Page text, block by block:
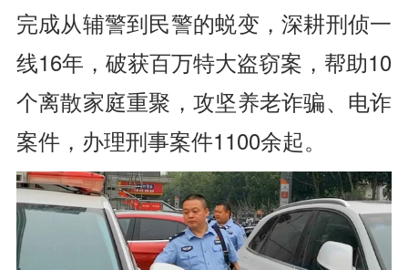
完成从辅警到民警的蜕变，深耕刑侦一
线16年， 破获百万特大盗窃案， 帮助10
个离散家庭重聚， 攻坚养老诈骗、电诈
案件， 办理刑事案件1100余起。